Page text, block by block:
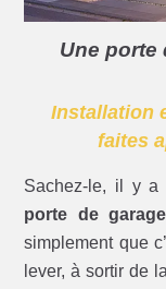
Une porte
Installation
faites
Sachez-le, il y a
porte de
simplement que
lever, à sortir de